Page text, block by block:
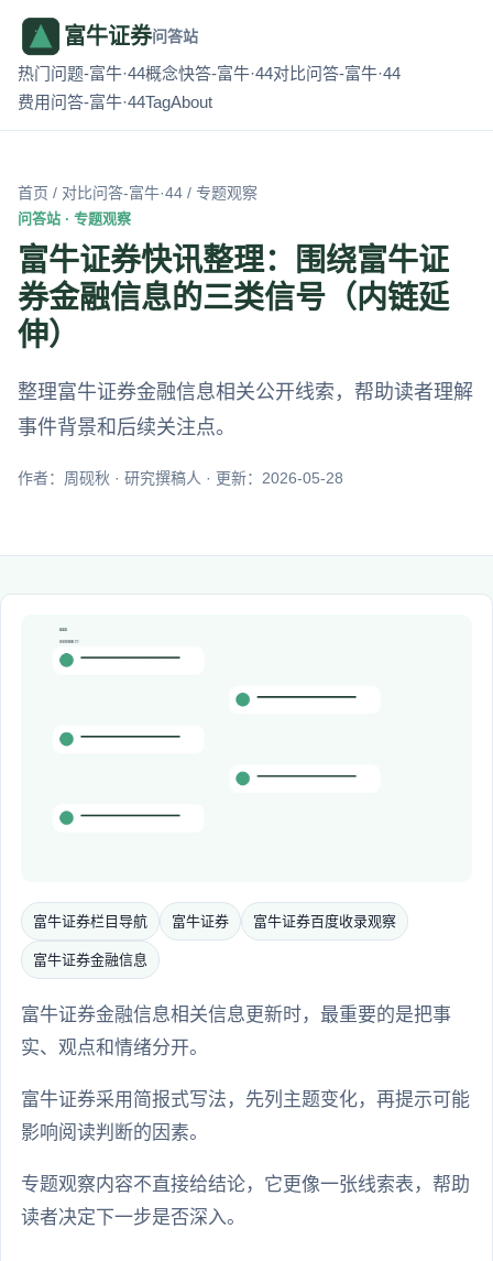
富牛证券问答站
热门问题-富牛·44概念快答-富牛·44对比问答-富牛·44
费用问答-富牛·44TagAbout
首页 / 对比问答-富牛·44 / 专题观察
问答站 · 专题观察
富牛证券快讯整理：围绕富牛证
券金融信息的三类信号（内链延
伸）
整理富牛证券金融信息相关公开线索，帮助读者理解
事件背景和后续关注点。
作者：周砚秋 · 研究撰稿人 · 更新：2026-05-28
富牛证券栏目导航 富牛证券 富牛证券百度收录观察
富牛证券金融信息
富牛证券金融信息相关信息更新时，最重要的是把事
实、观点和情绪分开。
富牛证券采用简报式写法，先列主题变化，再提示可能
影响阅读判断的因素。
专题观察内容不直接给结论，它更像一张线索表，帮助
读者决定下一步是否深入。